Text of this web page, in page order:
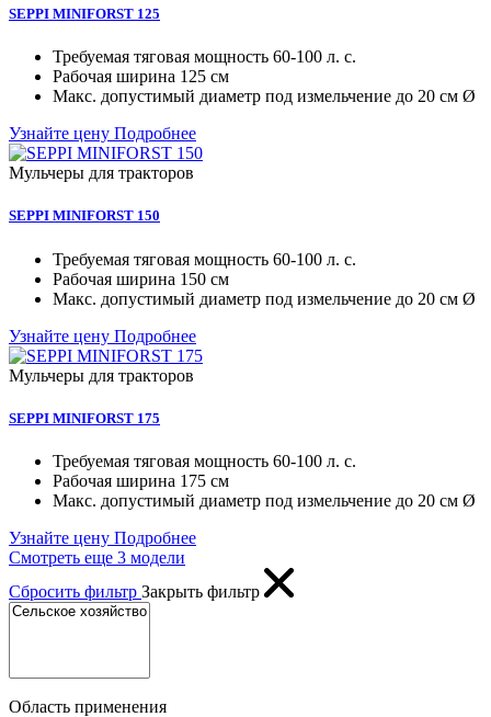
SEPPI MINIFORST 125
Требуемая тяговая мощность 60-100 л. с.
Рабочая ширина 125 см
Макc. допустимый диаметр под измельчение до 20 см Ø
Узнайте цену Подробнее
Мульчеры для тракторов
SEPPI MINIFORST 150
Требуемая тяговая мощность 60-100 л. с.
Рабочая ширина 150 см
Макc. допустимый диаметр под измельчение до 20 см Ø
Узнайте цену Подробнее
Мульчеры для тракторов
SEPPI MINIFORST 175
Требуемая тяговая мощность 60-100 л. с.
Рабочая ширина 175 см
Макc. допустимый диаметр под измельчение до 20 см Ø
Узнайте цену Подробнее
Смотреть еще 3 модели
Сбросить фильтр Закрыть фильтр
Область применения